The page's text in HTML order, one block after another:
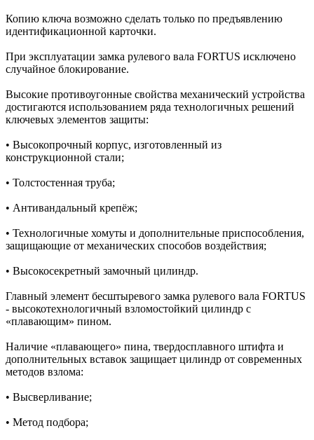
Копию ключа возможно сделать только по предъявлению
идентификационной карточки.
При эксплуатации замка рулевого вала FORTUS исключено
случайное блокирование.
Высокие противоугонные свойства механический устройства
достигаются использованием ряда технологичных решений
ключевых элементов защиты:
• Высокопрочный корпус, изготовленный из
конструкционной стали;
• Толстостенная труба;
• Антивандальный крепёж;
• Технологичные хомуты и дополнительные приспособления,
защищающие от механических способов воздействия;
• Высокосекретный замочный цилиндр.
Главный элемент бесштыревого замка рулевого вала FORTUS
- высокотехнологичный взломостойкий цилиндр c
«плавающим» пином.
Наличие «плавающего» пина, твердосплавного штифта и
дополнительных вставок защищает цилиндр от современных
методов взлома:
• Высверливание;
• Метод подбора;